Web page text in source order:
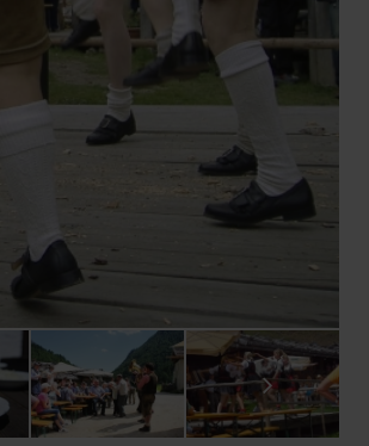
Bestellung absenden